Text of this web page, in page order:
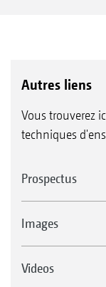
Autres liens
Vous trouverez
techniques
Prospectus
Images
Videos